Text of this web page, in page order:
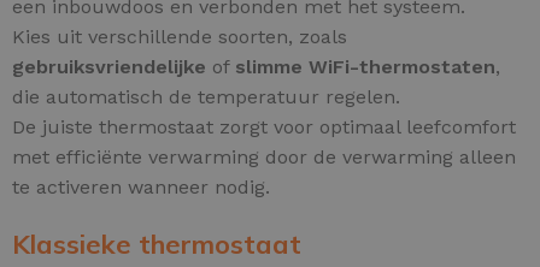
een inbouwdoos en verbonden met het systeem.
Kies uit verschillende soorten, zoals
gebruiksvriendelijke of slimme WiFi-thermostaten,
die automatisch de temperatuur regelen.
De juiste thermostaat zorgt voor optimaal leefcomfort
met efficiënte verwarming door de verwarming alleen
te activeren wanneer nodig.
Klassieke thermostaat